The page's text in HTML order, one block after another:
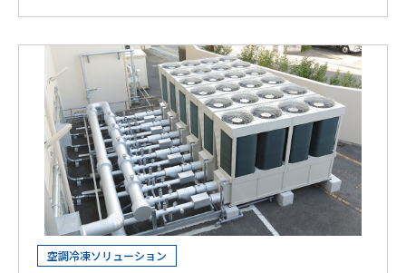
空調冷凍ソリューション